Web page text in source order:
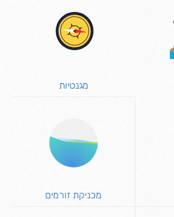
מגנטיות
מכניקת זורמים